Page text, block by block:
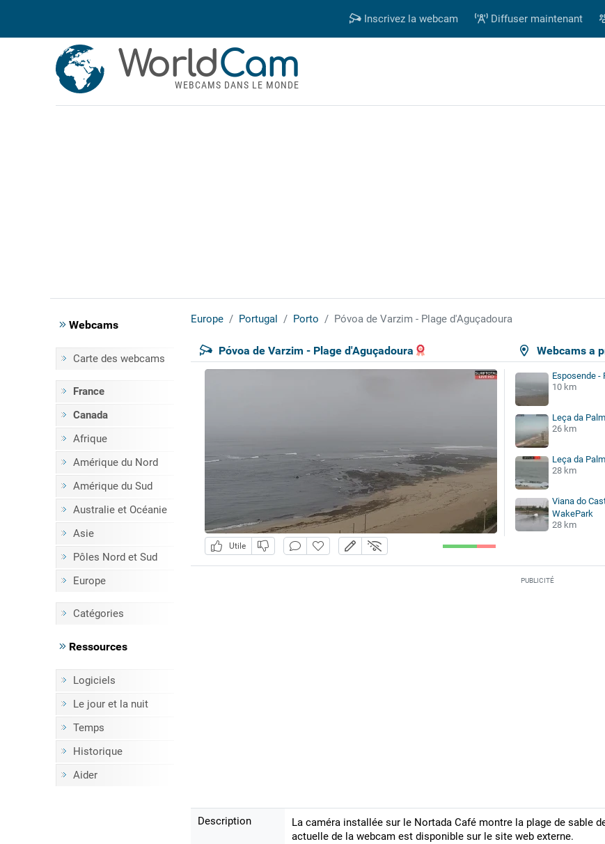
Inscrivez la webcam Diffuser maintenant
WorldCam
WEBCAMS DANS LE MONDE
Webcams
Carte des webcams
France
Canada
Afrique
Amérique du Nord
Amérique du Sud
Australie et Océanie
Asie
Pôles Nord et Sud
Europe
Catégories
Ressources
Logiciels
Le jour et la nuit
Temps
Historique
Aider
Europe Portugal Porto Póvoa de Varzim - Plage d'Aguçadoura
Webcams a
Póvoa de Varzim - Plage d'Aguçadoura
Utile
Esposende -
10 km
Leça da
26 km
Leça da
28 km
Viana do
WakePark
28 km
PUBLICITÉ
Description
La caméra installée sur le Nortada Café montre la plage de sable
actuelle de la webcam est disponible sur le site web externe.